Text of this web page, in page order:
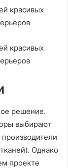
решение.
выбирают
Однако
проекте